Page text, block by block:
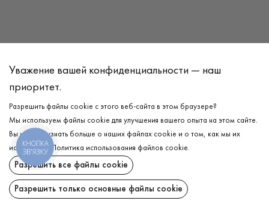
г. Винница, ул. Олега Антонова, 13 В, корп. 3, ЖК Андорра
Винница,21034
Время работы
Пн - Вс: 10.00 - 20.00
Телефон
Уважение вашей конфиденциальности — наш
приоритет.
Разрешить файлы cookie с этого веб-сайта в этом браузере?
Мы используем файлы cookie для улучшения вашего опыта на этом сайте.
Вы можете узнать больше о наших файлах cookie и о том, как мы их
используем.
Политика использования файлов cookie.
Разрешить все файлы cookie
Разрешить только основные файлы cookie
КНОПКА
ЗВ'ЯЗКУ